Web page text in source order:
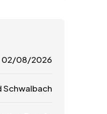
02/08/2026
Schwalbach